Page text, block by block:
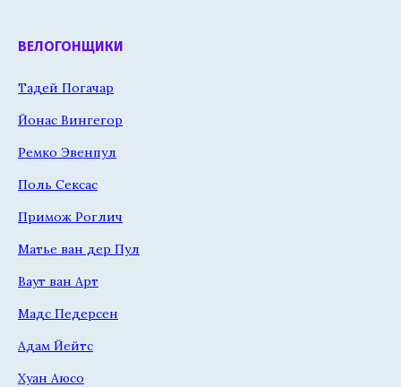
ВЕЛОГОНЩИКИ
Тадей Погачар
Йонас Вингегор
Ремко Эвенпул
Поль Сексас
Примож Роглич
Матье ван дер Пул
Ваут ван Арт
Мадс Педерсен
Адам Йейтс
Хуан Аюсо